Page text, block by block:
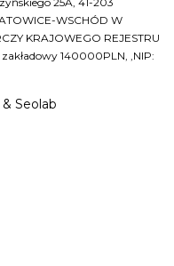
WSCHÓD W
KRAJOWEGO REJESTRU
140000PLN, ,NIP:
Seolab